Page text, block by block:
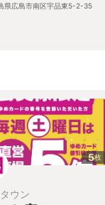
県広島市南区宇品東5-2-35
5枚
ウン